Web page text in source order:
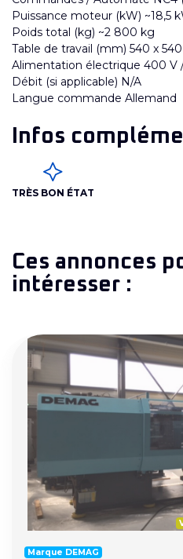
Puissance moteur (kW) ~18,5
Poids total (kg) ~2 800 kg
Table de travail (mm) 540 x
Alimentation électrique 400 V
Débit (si applicable) N/A
Langue commande Allemand
Infos
TRÈS BON ÉTAT
Ces annonces
intéresser :
Marque DEMAG